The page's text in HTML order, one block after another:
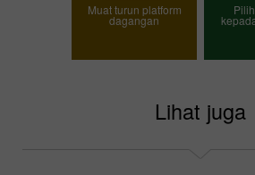
Muat turun platform
dagangan
Lihat juga